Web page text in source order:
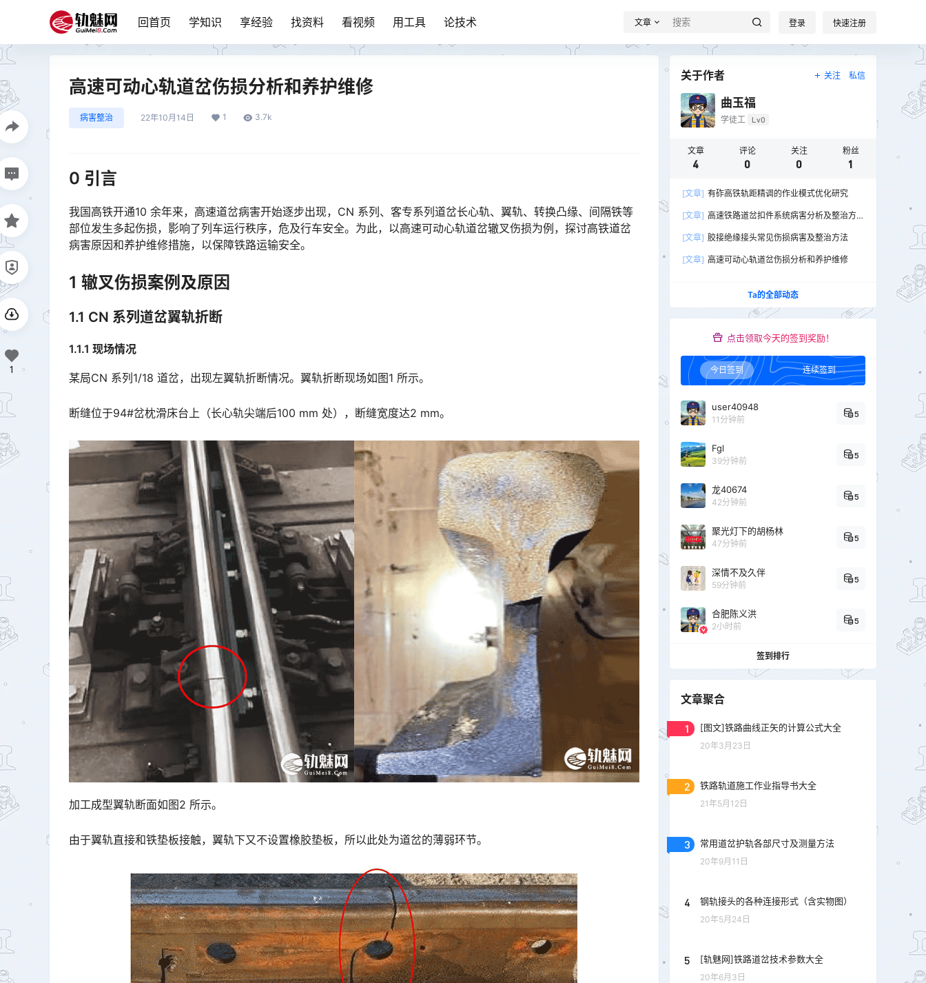
回首页 学知识 享经验 找资料 看视频 用工具 论技术 文章 登录 快速注册
高速可动心轨道岔伤损分析和养护维修
病害整治 22年10月14日 1 3.7k
0 引言
我国高铁开通10 余年来，高速道岔病害开始逐步出现，CN 系列、客专系列道岔长心轨、翼轨、转换凸缘、间隔铁等
部位发生多起伤损，影响了列车运行秩序，危及行车安全。为此，以高速可动心轨道岔辙叉伤损为例，探讨高铁道岔
病害原因和养护维修措施，以保障铁路运输安全。󠅅󠅃󠄵󠅂󠄪󠇖󠆨󠆨󠇕󠆞󠆒󠅬󠇘󠆭󠆘󠇙󠆝󠅵󠇗󠆭󠆁󠄐󠇗󠅹󠅸󠇖󠆍󠅳󠇖󠅹󠅰󠇖󠆌󠅹
1 辙叉伤损案例及原因
1.1 CN 系列道岔翼轨折断
1.1.1 现场情况
某局CN 系列1/18 道岔，出现左翼轨折断情况。翼轨折断现场如图1 所示。
断缝位于94#岔枕滑床台上（长心轨尖端后100 mm 处），断缝宽度达2 mm。
加工成型翼轨断面如图2 所示。
由于翼轨直接和铁垫板接触，翼轨下又不设置橡胶垫板，所以此处为道岔的薄弱环节。
1
关于作者 关注 私信
曲玉福
学徒工 Lv0
文章
4
评论
0
关注
0
粉丝
1
[文章] 有砟高铁轨距精调的作业模式优化研究
[文章] 高速铁路道岔扣件系统病害分析及整治方
[文章] 胶接绝缘接头常见伤损病害及整治方法
[文章] 高速可动心轨道岔伤损分析和养护维修
Ta的全部动态
点击领取今天的签到奖励！
今日签到 连续签到
user40948
11分钟前
5
Fgl
39分钟前
5
龙40674
42分钟前
5
聚光灯下的胡杨林
47分钟前
5
深情不及久伴
59分钟前
5
合肥陈义洪
2小时前
5
签到排行
文章聚合
1 [图文]铁路曲线正矢的计算公式大全
20年3月23日
2 铁路轨道施工作业指导书大全
21年5月12日
3 常用道岔护轨各部尺寸及测量方法
20年9月11日
4 钢轨接头的各种连接形式（含实物图）
20年5月24日
5 [轨魅网]铁路道岔技术参数大全
20年6月3日